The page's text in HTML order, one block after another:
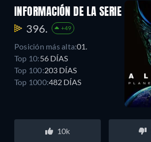
INFORMACIÓN DE LA SERIE
396. +49
Posición más alta:01.
Top 10:56 DÍAS
Top 100:203 DÍAS
Top 1000:482 DÍAS
10k